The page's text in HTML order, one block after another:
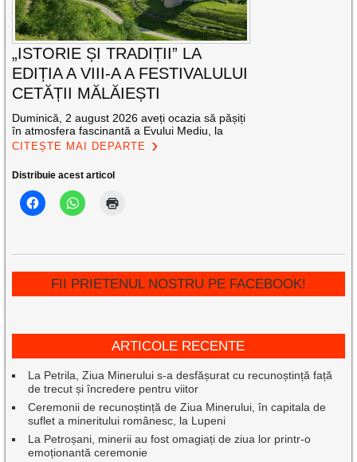
„ISTORIE ȘI TRADIȚII” LA
EDIȚIA A VIII-A A FESTIVALULUI
CETĂȚII MĂLĂIEȘTI
Duminică, 2 august 2026 aveți ocazia să pășiți
în atmosfera fascinantă a Evului Mediu, la
CITEȘTE MAI DEPARTE
Distribuie acest articol
FII PRIETENUL NOSTRU PE FACEBOOK!
ARTICOLE RECENTE
La Petrila, Ziua Minerului s-a desfășurat cu recunoștință față
de trecut și încredere pentru viitor
Ceremonii de recunoștință de Ziua Minerului, în capitala de
suflet a mineritului românesc, la Lupeni
La Petroșani, minerii au fost omagiați de ziua lor printr-o
emoționantă ceremonie